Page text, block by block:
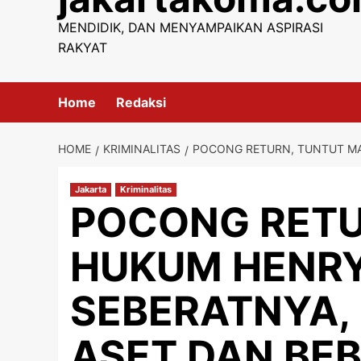
MENDIDIK, DAN MENYAMPAIKAN ASPIRASI
RAKYAT
Home Redaksi
HOME KRIMINALITAS POCONG RETURN, TUNTUT
Jakarta Kriminalitas
POCONG
HUKUM